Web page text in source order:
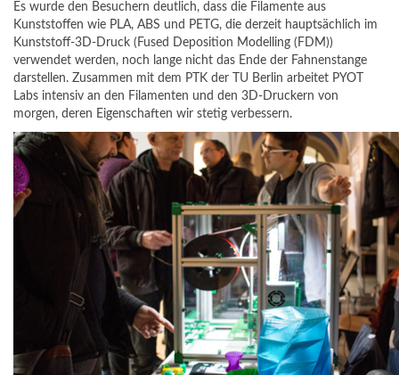
Es wurde den Besuchern deutlich, dass die Filamente aus
Kunststoffen wie PLA, ABS und PETG, die derzeit hauptsächlich im
Kunststoff-3D-Druck (Fused Deposition Modelling (FDM))
verwendet werden, noch lange nicht das Ende der Fahnenstange
darstellen. Zusammen mit dem PTK der TU Berlin arbeitet PYOT
Labs intensiv an den Filamenten und den 3D-Druckern von
morgen, deren Eigenschaften wir stetig verbessern.